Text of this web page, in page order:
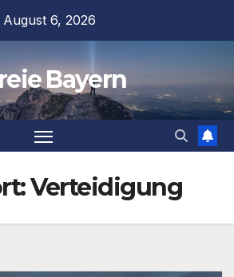
August 6, 2026
Bayern
Verteidigung